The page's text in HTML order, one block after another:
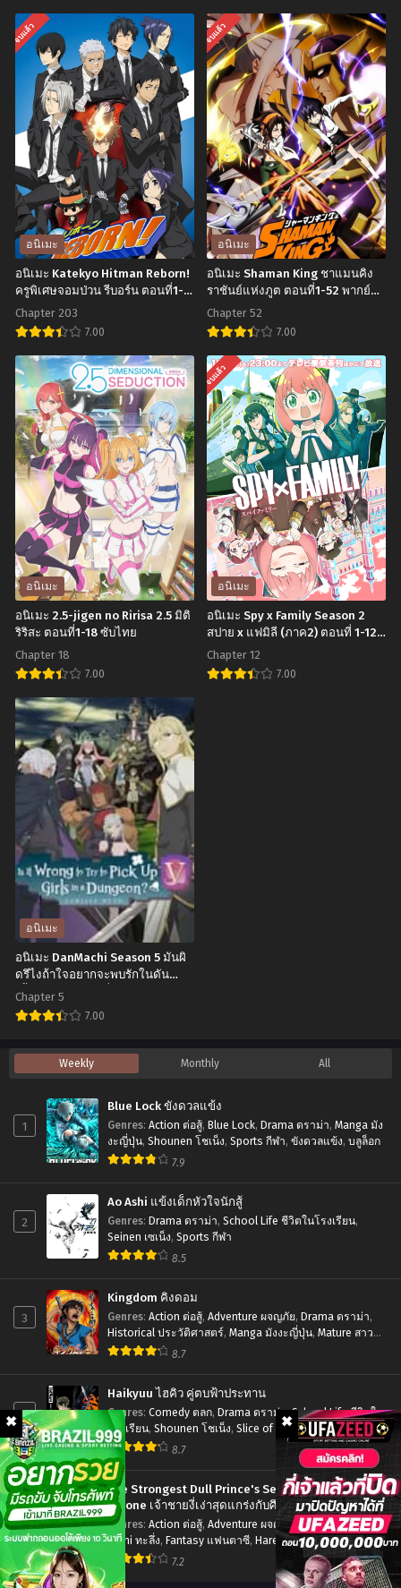
Chapter 10
พฤศจิกายน 3, 2024
Chapter 9
พฤศจิกายน 3, 2024
Chapter 8
พฤศจิกายน 3, 2024
Chapter 7
พฤศจิกายน 3, 2024
Chapter 6
พฤศจิกายน 3, 2024
Chapter 5
พฤศจิกายน 3, 2024
Chapter 4
พฤศจิกายน 3, 2024
Chapter 3
พฤศจิกายน 3, 2024
Chapter 2
พฤศจิกายน 3, 2024
Chapter 1
พฤศจิกายน 3, 2024
จบแล้ว
อนิเมะ
อนิเมะ Katekyo Hitman Reborn!
ครูพิเศษจอมป่วน รีบอร์น ตอนที่1-
203 พากย์ไทย
Chapter 203
7.00
อ
นิ
เมะ
Katekyo
Hitman
Reborn!
ครู
พิเศษ
จอม
ป่วน
รี
บอร์น
ตอน
ที่1-
203
พากย์
ไทย
จบแล้ว
อนิเมะ
อนิเมะ Shaman King ชาแมนคิง
ราชันย์แห่งภูต ตอนที่1-52 พากย์
ไทย+ซับไทย
Chapter 52
7.00
อ
นิ
เมะ
Shaman
King
ชา
แมน
คิง
ราชันย์
แห่ง
ภูต
ตอน
ที่1-
52
อนิเมะ
อนิเมะ 2.5-jigen no Ririsa 2.5 มิติ
ริริสะ ตอนที่1-18 ซับไทย
Chapter 18
7.00
อ
นิ
เมะ
2.5-
jigen
Ririsa
2.5
มิติ
ริ
ริสะ
ตอน
ที่1-
18
ซับ
ไทย
จบแล้ว
อนิเมะ
อนิเมะ Spy x Family Season 2
สปาย x แฟมิลี (ภาค2) ตอนที่ 1-12
พากย์ไทย+ซับไทย
Chapter 12
7.00
1-
12
ไทย+ซับ
ไทย
อนิเมะ
อนิเมะ DanMachi Season 5 มันผิ
ดรึไงถ้าใจอยากจะพบรักในดัน
เจี้ยน ภาค 5 ตอนที่1-5 ซับไทย
Chapter 5
7.00
อ
นิ
DanMachi
Season
ผิ
ใจ
อยาก
รัก
ใน
ดัน
เจี้ยน
ภาค
5
ตอน
ที่1-
Weekly Monthly All
1
Blue Lock ขังดวลแข้ง
Genres: Action ต่อสู้, Blue Lock, Drama ดราม่า, Manga มัง
งะญี่ปุ่น, Shounen โชเน็ง, Sports กีฬา, ขังดวลแข้ง, บลูล็อก
7.9
2
Ao Ashi แข้งเด็กหัวใจนักสู้
Genres: Drama ดราม่า, School Life ชีวิตในโรงเรียน,
Seinen เซเน็ง, Sports กีฬา
8.5
3
Kingdom คิงดอม
Genres: Action ต่อสู้, Adventure ผจญภัย, Drama ดราม่า,
Historical ประวัติศาสตร์, Manga มังงะญี่ปุ่น, Mature สาว
ใหญ่,Seinen เซเน็ง
8.7
4
Haikyuu ไฮคิว คู่ตบฟ้าประทาน
Genres: Comedy ตลก, Drama ดราม่า,School Life ชีวิตใน
โรงเรียน, Shounen โชเน็ง, Slice of Life รั้วโรงเรียน,
Sports กีฬา
8.7
5
The Strongest Dull Prince's Secret Battle for the
Throne เจ้าชายงี่เง่าสุดแกร่งกับศึกชิงราชสมบัติ
Genres: Action ต่อสู้, Adventure ผจญภัย ,Drama ดราม่า,
Ecchi ทะลึ่ง, Fantasy แฟนตาซี, Harem ฮาเร็ม,Manga มังงะ
ญี่ปุ่น,Romance โรแมนติก
7.2